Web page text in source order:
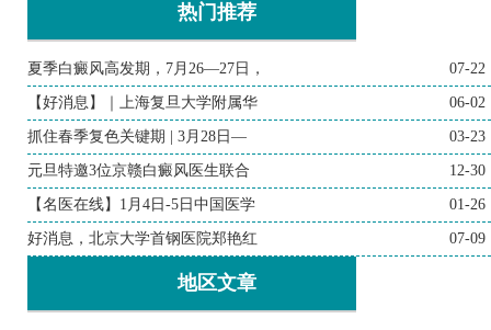
热门推荐
夏季白癜风高发期，7月26—27日， 07-22
【好消息】｜上海复旦大学附属华 06-02
抓住春季复色关键期 | 3月28日— 03-23
元旦特邀3位京赣白癜风医生联合 12-30
【名医在线】1月4日-5日中国医学 01-26
好消息，北京大学首钢医院郑艳红 07-09
地区文章